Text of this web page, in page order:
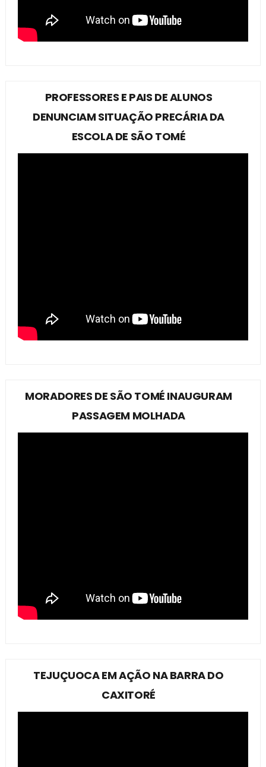
PROFESSORES E PAIS DE ALUNOS
DENUNCIAM SITUAÇÃO PRECÁRIA DA
ESCOLA DE SÃO TOMÉ
MORADORES DE SÃO TOMÉ INAUGURAM
PASSAGEM MOLHADA
TEJUÇUOCA EM AÇÃO NA BARRA DO
CAXITORÉ